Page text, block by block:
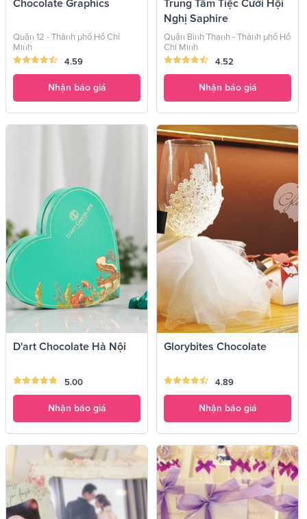
Chocolate Graphics
Quận 12 - Thành phố Hồ Chí
Minh
4.59
Nhận báo giá
Trung Tâm Tiệc Cưới Hội
Nghị Saphire
Quận Bình Thạnh - Thành phố Hồ
Chí Minh
4.52
Nhận báo giá
D'art Chocolate Hà Nội
5.00
Nhận báo giá
Glorybites Chocolate
4.89
Nhận báo giá